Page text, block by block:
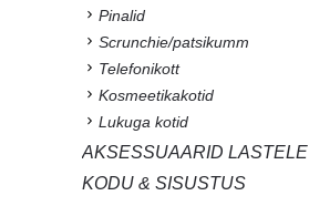
Pinalid
Scrunchie/patsikumm
Telefonikott
Kosmeetikakotid
Lukuga kotid
AKSESSUAARID LASTELE
KODU & SISUSTUS